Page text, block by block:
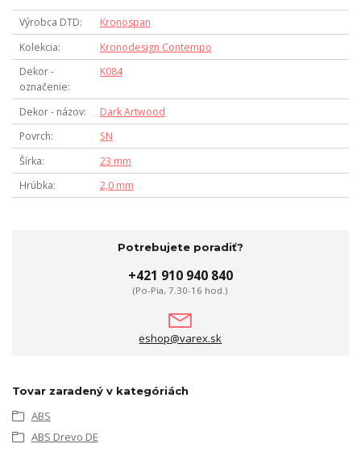
Výrobca DTD
Kronospan
Kolekcia
Kronodesign Contempo
Dekor -
označenie
K084
Dekor - názov
Dark Artwood
Povrch
SN
Šírka
23 mm
Hrúbka
2,0 mm
Potrebujete poradiť?
+421 910 940 840
(Po-Pia, 7.30-16 hod.)
eshop@varex.sk
Tovar zaradený v kategóriách
ABS
ABS Drevo DE